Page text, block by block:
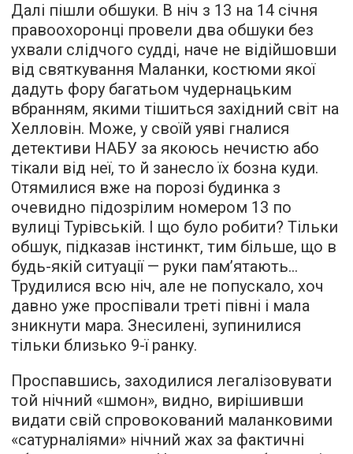
Далі пішли обшуки. В ніч з 13 на 14 січня
правоохоронці провели два обшуки без
ухвали слідчого судді, наче не відійшовши
від святкування Маланки, костюми якої
дадуть фору багатьом чудернацьким
вбранням, якими тішиться західний світ на
Хелловін. Може, у своїй уяві гналися
детективи НАБУ за якоюсь нечистю або
тікали від неї, то й занесло їх бозна куди.
Отямилися вже на порозі будинка з
очевидно підозрілим номером 13 по
вулиці Турівській. І що було робити? Тільки
обшук, підказав інстинкт, тим більше, що в
будь-якій ситуації — руки пам’ятають…
Трудилися всю ніч, але не попускало, хоч
давно уже проспівали треті півні і мала
зникнути мара. Знесилені, зупинилися
тільки близько 9-ї ранку.
Проспавшись, заходилися легалізовувати
той нічний «шмон», видно, вирішивши
видати свій спровокований маланковими
«сатурналіями» нічний жах за фактичні